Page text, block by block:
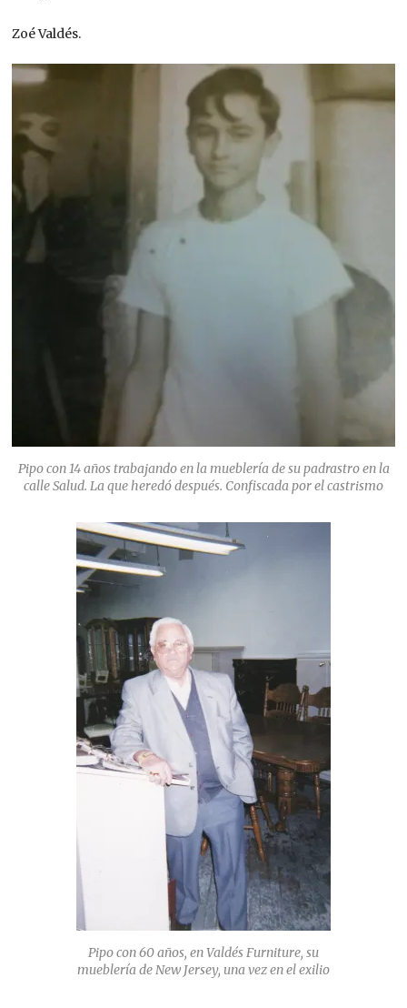
Zoé Valdés.
Pipo con 14 años trabajando en la mueblería de su padrastro en la
calle Salud. La que heredó después. Confiscada por el castrismo
Pipo con 60 años, en Valdés Furniture, su
mueblería de New Jersey, una vez en el exilio